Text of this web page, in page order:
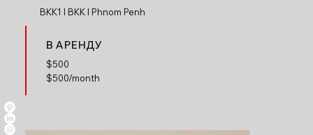
BKK1 l BKK l Phnom Penh
В АРЕНДУ
$500
$500/month